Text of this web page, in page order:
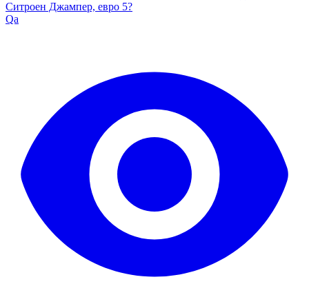
Ситроен Джампер, евро 5?
Qa